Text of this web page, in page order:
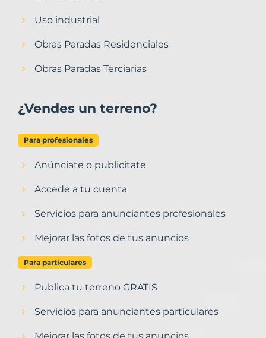
Uso industrial
Obras Paradas Residenciales
Obras Paradas Terciarias
¿Vendes un terreno?
Para profesionales
Anúnciate o publicitate
Accede a tu cuenta
Servicios para anunciantes profesionales
Mejorar las fotos de tus anuncios
Para particulares
Publica tu terreno GRATIS
Servicios para anunciantes particulares